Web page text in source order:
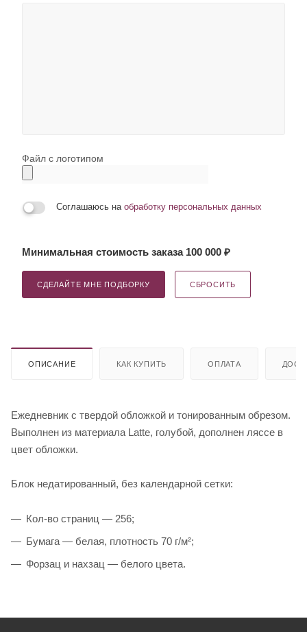
Файл с логотипом
Соглашаюсь на обработку персональных данных
Минимальная стоимость заказа 100 000 ₽
СДЕЛАЙТЕ МНЕ ПОДБОРКУ СБРОСИТЬ
ОПИСАНИЕ КАК КУПИТЬ ОПЛАТА
Ежедневник с твердой обложкой и тонированным обрезом.
Выполнен из материала Latte, голубой, дополнен ляссе в
цвет обложки.
Блок недатированный, без календарной сетки:
Кол-во страниц — 256;
Бумага — белая, плотность 70 г/м²;
Форзац и нахзац — белого цвета.